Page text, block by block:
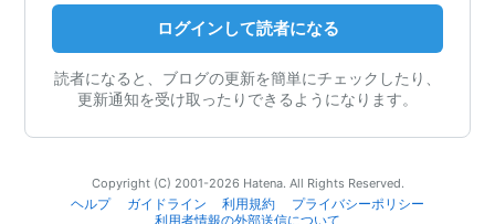
ログインして読者になる
読者になると、ブログの更新を簡単にチェックしたり、
更新通知を受け取ったりできるようになります。
Copyright (C) 2001-2026 Hatena. All Rights Reserved.
ヘルプ
ガイドライン 利用規約
プライバシーポリシー